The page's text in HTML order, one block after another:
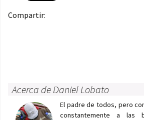
Compartir:
Acerca de Daniel Lobato
El padre de todos, pero
constantemente a las